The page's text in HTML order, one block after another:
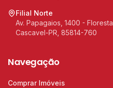
Filial Norte
Av. Papagaios, 1400 - Floresta
Cascavel-PR, 85814-760
Navegação
Comprar Imóveis